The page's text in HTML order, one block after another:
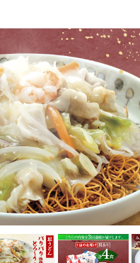
【3回定期便】具材付き！皿うどん